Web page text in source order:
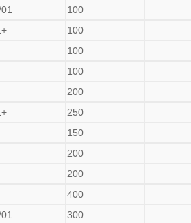
100
100
100
100
200
250
150
200
200
400
300